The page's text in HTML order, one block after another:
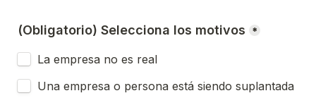
(Obligatorio) Selecciona los motivos *
La empresa no es real
Una empresa o persona está siendo suplantada